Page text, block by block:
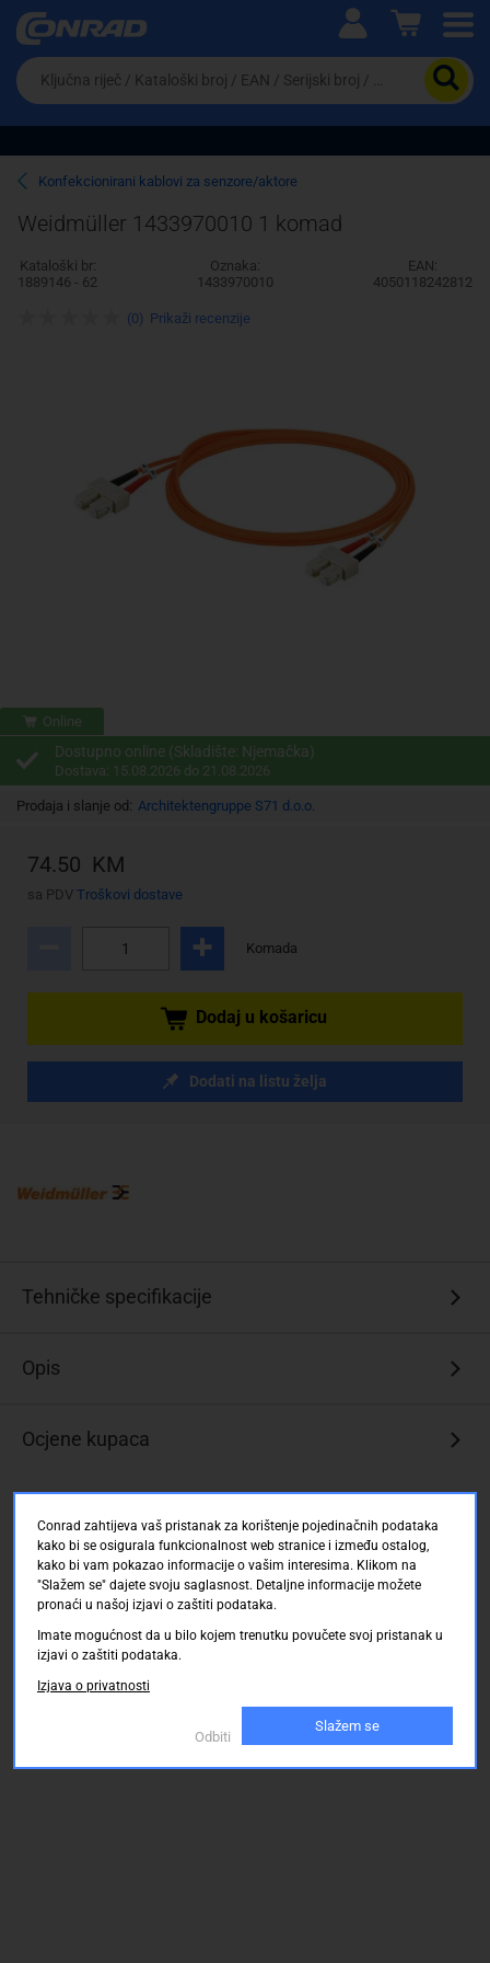
Ova postavka prilagođava asortiman proizvoda i
cijene vašim potrebama.
Pravno lice
Da
biste
potražili
proizvod,
unesite
ključnu
riječ,
kataloški
broj,
EAN
ili
Konfekcionirani kablovi za senzore/aktore
Weidmüller 1433970010 1 komad
Kataloški br:
1889146 - 62
Oznaka:
1433970010
EAN:
4050118242812
Online
Dostupno online (Skladište: Njemačka)
Dostava: 15.08.2026 do 21.08.2026
Prodaja i slanje od: Architektengruppe S71 d.o.o.
74.50 KM
sa PDV Troškovi dostave
Komada
Dodaj u košaricu
Dodati na listu želja
(0) Prikaži recenzije
Tehničke specifikacije
Opis
Ocjene kupaca
Conrad zahtijeva vaš pristanak za korištenje pojedinačnih podataka
kako bi se osigurala funkcionalnost web stranice i između ostalog,
kako bi vam pokazao informacije o vašim interesima. Klikom na
"Slažem se" dajete svoju saglasnost. Detaljne informacije možete
pronaći u našoj izjavi o zaštiti podataka.
Imate mogućnost da u bilo kojem trenutku povučete svoj pristanak u
izjavi o zaštiti podataka.
Izjava o privatnosti
Odbiti
Slažem se